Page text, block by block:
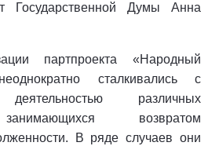
Государственной Думы Анна
партпроекта «Народный
сталкивались с
различных
возвратом
В ряде случаев они